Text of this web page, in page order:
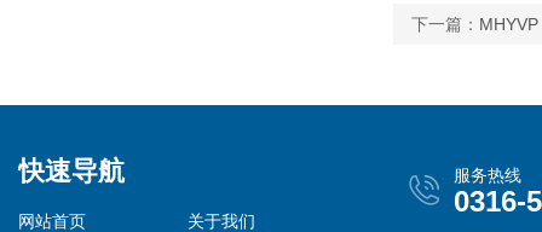
下一篇：
快速导航
网站首页
关于我们
服务热线
0316-